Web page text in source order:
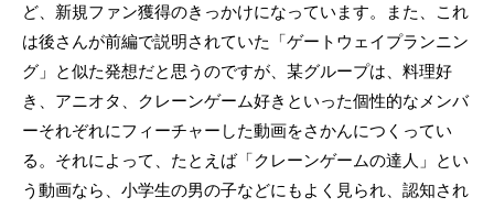
ど、新規ファン獲得のきっかけになっています。また、これ
は後さんが前編で説明されていた「ゲートウェイプランニン
グ」と似た発想だと思うのですが、某グループは、料理好
き、アニオタ、クレーンゲーム好きといった個性的なメンバ
ーそれぞれにフィーチャーした動画をさかんにつくってい
る。それによって、たとえば「クレーンゲームの達人」とい
う動画なら、小学生の男の子などにもよく見られ、認知され